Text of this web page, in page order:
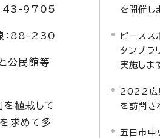
943-9705
：88-230
公民館等
を植栽して
求めて多
を開催し
ピースス
タンプラ
実施しま
2022広
を訪問さ
五日市中